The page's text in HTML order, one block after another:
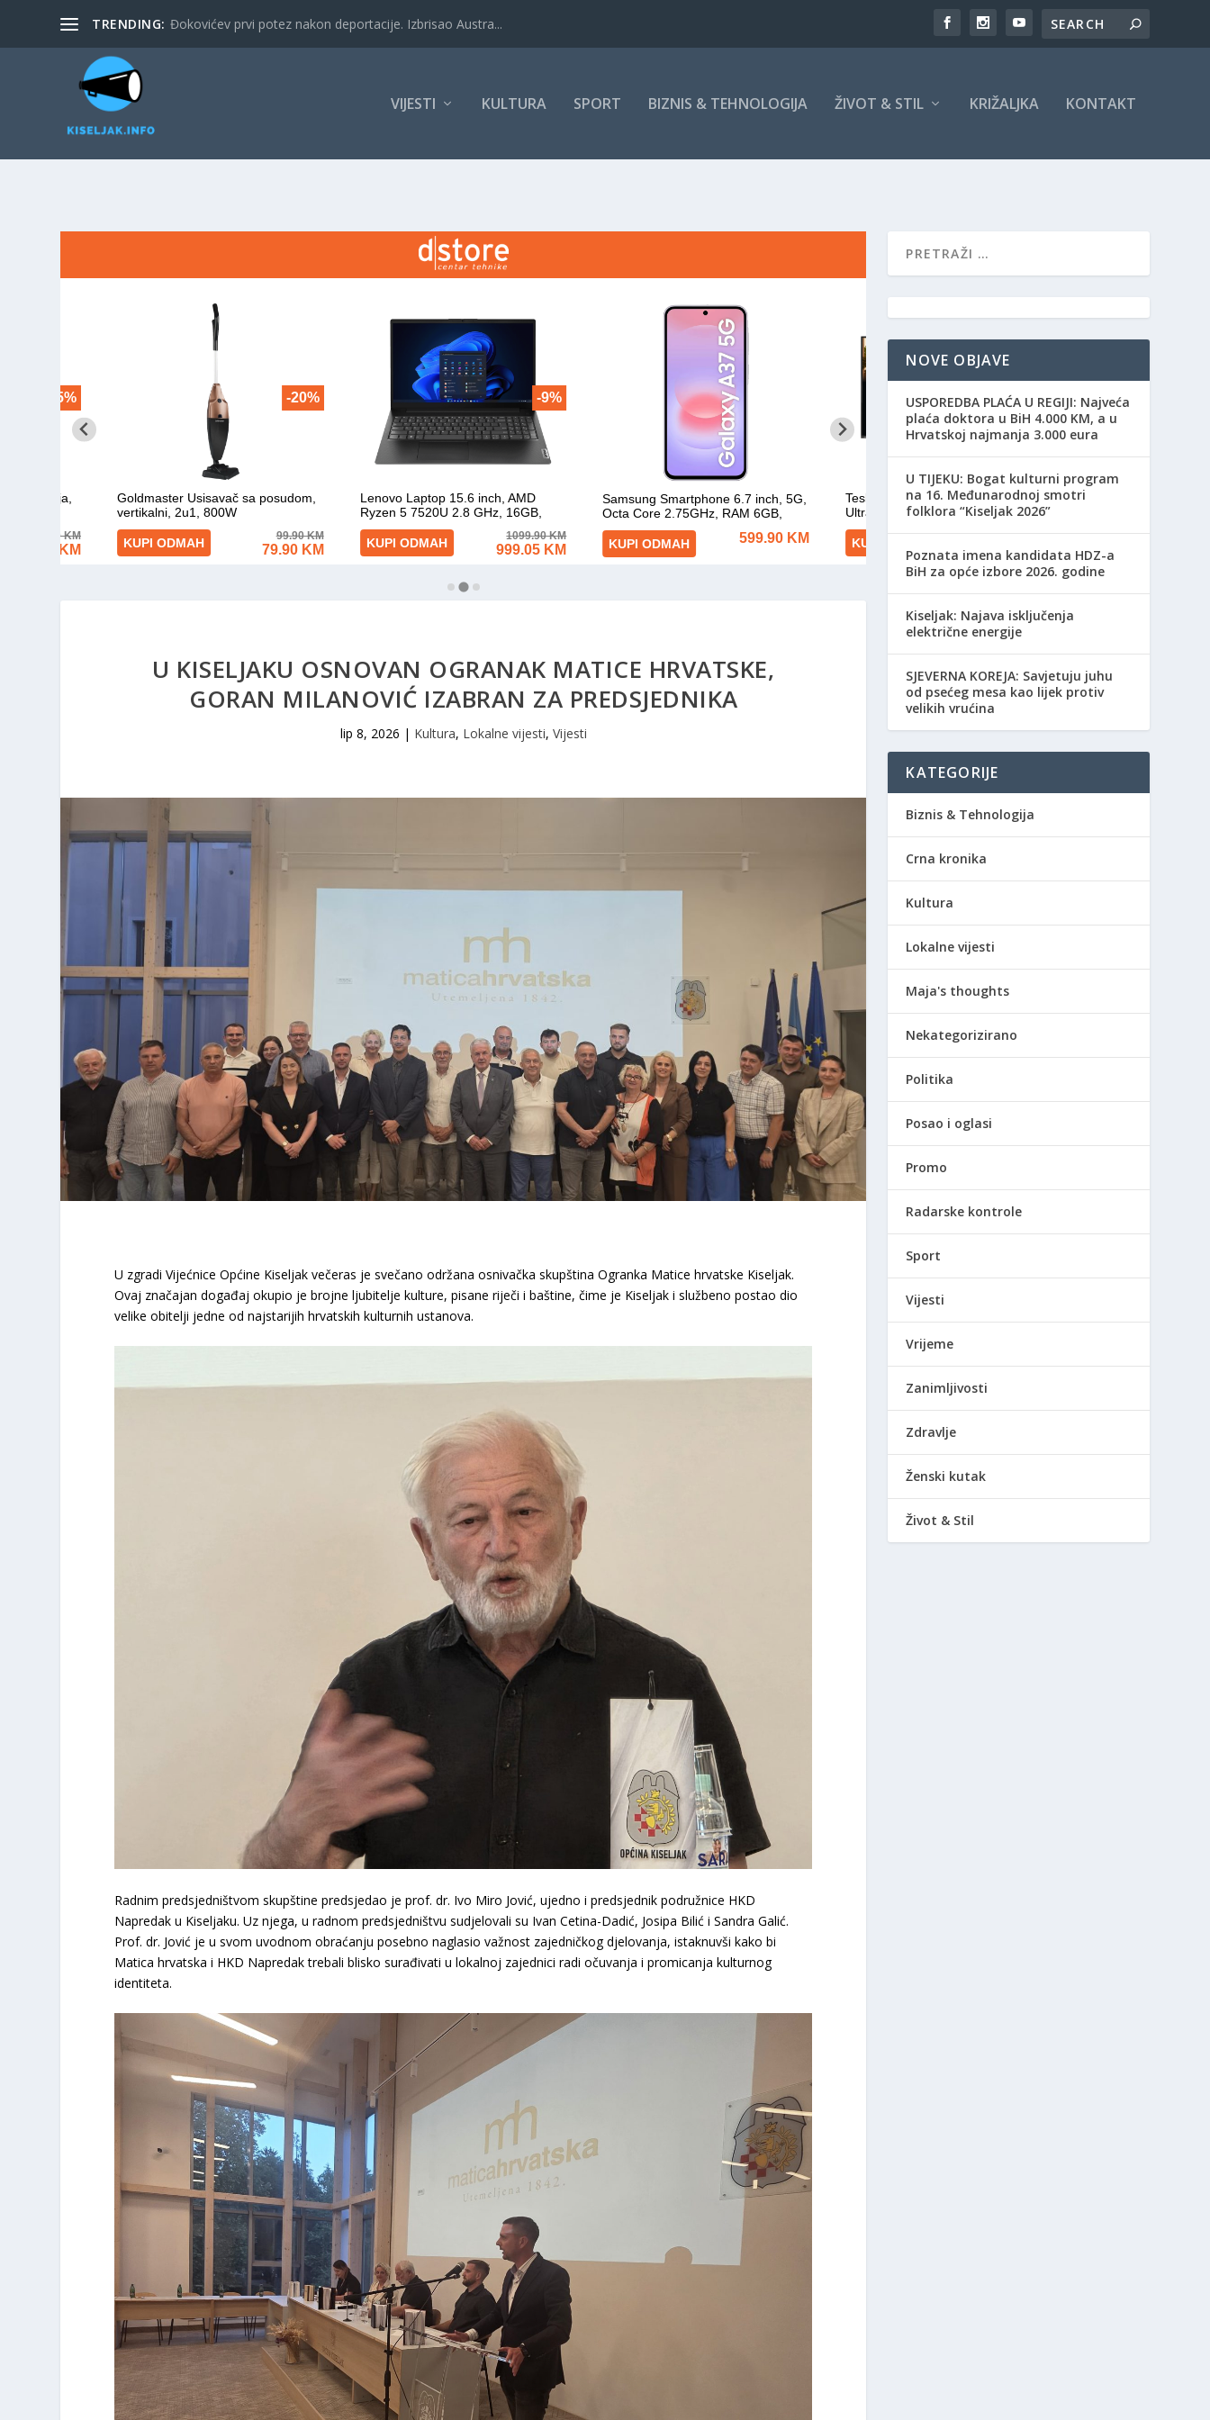
TRENDING: Đokovićev prvi potez nakon deportacije. Izbrisao Austra...
VIJESTI KULTURA SPORT BIZNIS & TEHNOLOGIJA ŽIVOT & STIL KRIŽALJKA KONTAKT
U KISELJAKU OSNOVAN OGRANAK MATICE HRVATSKE,
GORAN MILANOVIĆ IZABRAN ZA PREDSJEDNIKA
lip 8, 2026 | Kultura, Lokalne vijesti, Vijesti
​U zgradi Vijećnice Općine Kiseljak večeras je svečano održana osnivačka skupština Ogranka Matice hrvatske Kiseljak.
Ovaj značajan događaj okupio je brojne ljubitelje kulture, pisane riječi i baštine, čime je Kiseljak i službeno postao dio
velike obitelji jedne od najstarijih hrvatskih kulturnih ustanova.
​Radnim predsjedništvom skupštine predsjedao je prof. dr. Ivo Miro Jović, ujedno i predsjednik podružnice HKD
Napredak u Kiseljaku. Uz njega, u radnom predsjedništvu sudjelovali su Ivan Cetina-Dadić, Josipa Bilić i Sandra Galić.
Prof. dr. Jović je u svom uvodnom obraćanju posebno naglasio važnost zajedničkog djelovanja, istaknuvši kako bi
Matica hrvatska i HKD Napredak trebali blisko surađivati u lokalnoj zajednici radi očuvanja i promicanja kulturnog
identiteta.
NOVE OBJAVE
USPOREDBA PLAĆA U REGIJI: Najveća
plaća doktora u BiH 4.000 KM, a u
Hrvatskoj najmanja 3.000 eura
​U TIJEKU: Bogat kulturni program
na 16. Međunarodnoj smotri
folklora “Kiseljak 2026”
Poznata imena kandidata HDZ-a
BiH za opće izbore 2026. godine
Kiseljak: Najava isključenja
električne energije
SJEVERNA KOREJA: Savjetuju juhu
od psećeg mesa kao lijek protiv
velikih vrućina
KATEGORIJE
Biznis & Tehnologija
Crna kronika
Kultura
Lokalne vijesti
Maja's thoughts
Nekategorizirano
Politika
Posao i oglasi
Promo
Radarske kontrole
Sport
Vijesti
Vrijeme
Zanimljivosti
Zdravlje
Ženski kutak
Život & Stil